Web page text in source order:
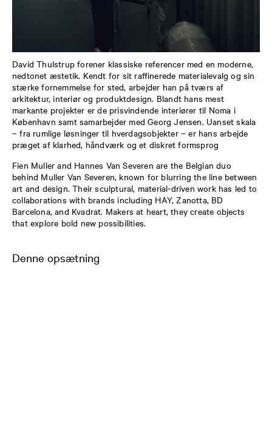
David Thulstrup forener klassiske referencer med en moderne,
nedtonet æstetik. Kendt for sit raffinerede materialevalg og sin
stærke fornemmelse for sted, arbejder han på tværs af
arkitektur, interiør og produktdesign. Blandt hans mest
markante projekter er de prisvindende interiører til Noma i
København samt samarbejder med Georg Jensen. Uanset skala
– fra rumlige løsninger til hverdagsobjekter – er hans arbejde
præget af klarhed, håndværk og et diskret formsprog
Fien Muller and Hannes Van Severen are the Belgian duo
behind Muller Van Severen, known for blurring the line between
art and design. Their sculptural, material-driven work has led to
collaborations with brands including HAY,Zanotta, BD
Barcelona, and Kvadrat. Makers at heart, they create objects
that explore bold new possibilities.
Denne opsætning